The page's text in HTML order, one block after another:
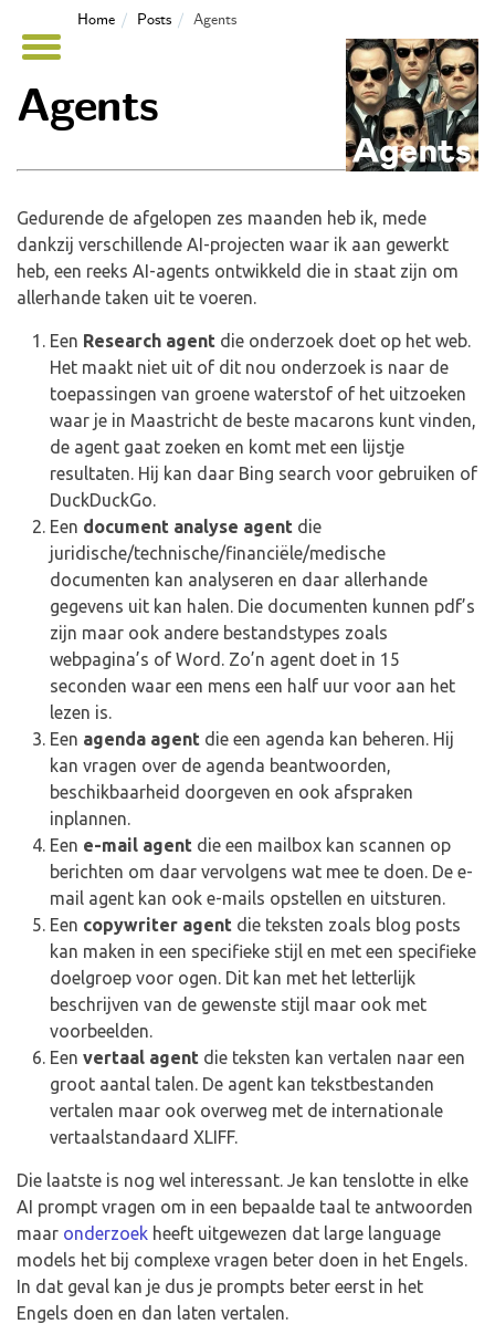
Home Posts Agents
Agents
Gedurende de afgelopen zes maanden heb ik, mede
dankzij verschillende AI-projecten waar ik aan gewerkt
heb, een reeks AI-agents ontwikkeld die in staat zijn om
allerhande taken uit te voeren.
Een Research agent die onderzoek doet op het web.
Het maakt niet uit of dit nou onderzoek is naar de
toepassingen van groene waterstof of het uitzoeken
waar je in Maastricht de beste macarons kunt vinden,
de agent gaat zoeken en komt met een lijstje
resultaten. Hij kan daar Bing search voor gebruiken of
DuckDuckGo.
Een document analyse agent die
juridische/technische/financiële/medische
documenten kan analyseren en daar allerhande
gegevens uit kan halen. Die documenten kunnen pdf’s
zijn maar ook andere bestandstypes zoals
webpagina’s of Word. Zo’n agent doet in 15
seconden waar een mens een half uur voor aan het
lezen is.
Een agenda agent die een agenda kan beheren. Hij
kan vragen over de agenda beantwoorden,
beschikbaarheid doorgeven en ook afspraken
inplannen.
Een e-mail agent die een mailbox kan scannen op
berichten om daar vervolgens wat mee te doen. De e-
mail agent kan ook e-mails opstellen en uitsturen.
Een copywriter agent die teksten zoals blog posts
kan maken in een specifieke stijl en met een specifieke
doelgroep voor ogen. Dit kan met het letterlijk
beschrijven van de gewenste stijl maar ook met
voorbeelden.
Een vertaal agent die teksten kan vertalen naar een
groot aantal talen. De agent kan tekstbestanden
vertalen maar ook overweg met de internationale
vertaalstandaard XLIFF.
Die laatste is nog wel interessant. Je kan tenslotte in elke
AI prompt vragen om in een bepaalde taal te antwoorden
maar onderzoek heeft uitgewezen dat large language
models het bij complexe vragen beter doen in het Engels.
In dat geval kan je dus je prompts beter eerst in het
Engels doen en dan laten vertalen.